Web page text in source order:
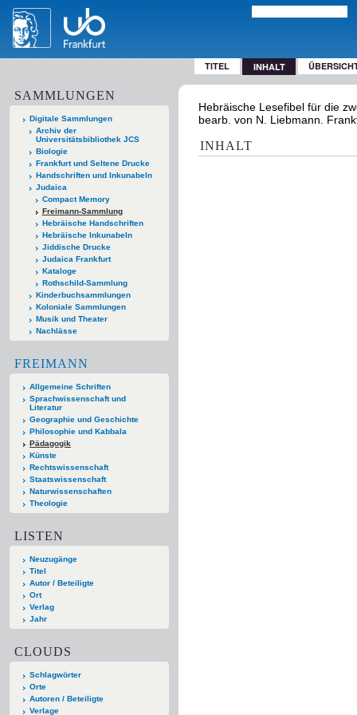
TITEL INHALT
SAMMLUNGEN
Digitale Sammlungen
Archiv der
Universitätsbibliothek JCS
Biologie
Frankfurt und Seltene Drucke
Handschriften und Inkunabeln
Judaica
Compact Memory
Freimann-Sammlung
Hebräische Handschriften
Hebräische Inkunabeln
Jiddische Drucke
Judaica Frankfurt
Kataloge
Rothschild-Sammlung
Kinderbuchsammlungen
Koloniale Sammlungen
Musik und Theater
Nachlässe
FREIMANN
Allgemeine Schriften
Sprachwissenschaft und
Literatur
Geographie und Geschichte
Philosophie und Kabbala
Pädagogik
Künste
Rechtswissenschaft
Staatswissenschaft
Naturwissenschaften
Theologie
LISTEN
Neuzugänge
Titel
Autor / Beteiligte
Ort
Verlag
Jahr
CLOUDS
Schlagwörter
Orte
Autoren / Beteiligte
Verlage
Hebräische Lesefibel für die
bearb. von N. Liebmann.
INHALT